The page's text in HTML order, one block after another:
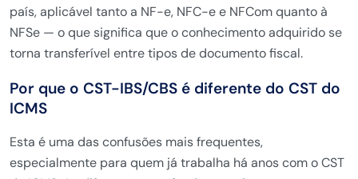
país, aplicável tanto a NF-e, NFC-e e NFCom quanto à
NFSe — o que significa que o conhecimento adquirido se
torna transferível entre tipos de documento fiscal.
Por que o CST-IBS/CBS é diferente do CST do
ICMS
Esta é uma das confusões mais frequentes,
especialmente para quem já trabalha há anos com o CST